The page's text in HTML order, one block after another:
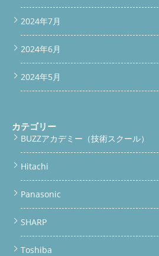
2024年7月
2024年6月
2024年5月
カテゴリー
BUZZアカデミー（技術スクール）
Hitachi
Panasonic
SHARP
Toshiba